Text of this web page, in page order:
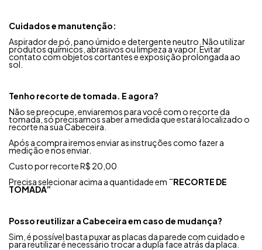
Cuidados e manutenção:
Aspirador de pó, pano úmido e detergente neutro. Não utilizar
produtos químicos, abrasivos ou limpeza a vapor. Evitar
contato com objetos cortantes e exposição prolongada ao
sol.
Tenho recorte de tomada. E agora?
Não se preocupe, enviaremos para você com o recorte da
tomada, só precisamos saber a medida que estará localizado o
recorte na sua Cabeceira.
Após a compra iremos enviar as instruções como fazer a
medição e nos enviar.
Custo por recorte R$ 20,00
Precisa selecionar acima a quantidade em ¨RECORTE DE
TOMADA”
Posso reutilizar a Cabeceira em caso de mudança?
Sim, é possível basta puxar as placas da parede com cuidado e
para reutilizar é necessário trocar a dupla face atrás da placa.